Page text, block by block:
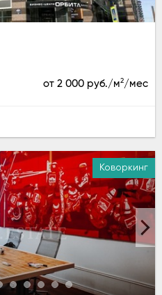
от 2 000 руб./м2/мес
Аренда
Коворкинг